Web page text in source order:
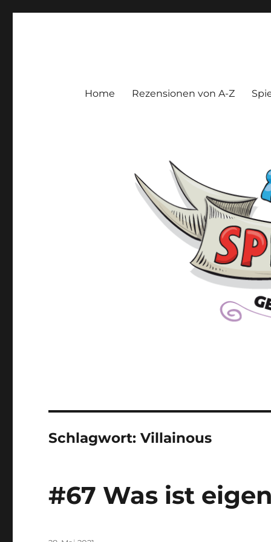
Home Rezensionen von A-Z
Schlagwort:Villainous
#67 Was ist